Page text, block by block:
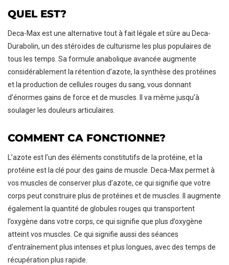
QUEL EST?
Deca-Max est une alternative tout à fait légale et sûre au Deca-
Durabolin, un des stéroïdes de culturisme les plus populaires de
tous les temps. Sa formule anabolique avancée augmente
considérablement la rétention d’azote, la synthèse des protéines
et la production de cellules rouges du sang, vous donnant
d’énormes gains de force et de muscles. Il va même jusqu’à
soulager les douleurs articulaires.
COMMENT CA FONCTIONNE?
L’azote est l’un des éléments constitutifs de la protéine, et la
protéine est la clé pour des gains de muscle. Deca-Max permet à
vos muscles de conserver plus d’azote, ce qui signifie que votre
corps peut construire plus de protéines et de muscles. Il augmente
également la quantité de globules rouges qui transportent
l’oxygène dans votre corps, ce qui signifie que plus d’oxygène
atteint vos muscles. Ce qui signifie aussi des séances
d’entraînement plus intenses et plus longues, avec des temps de
récupération plus rapide.
AJOUTER AU PANIER